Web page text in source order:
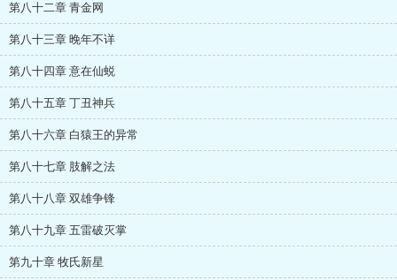
第八十二章 青金网
第八十三章 晚年不详
第八十四章 意在仙蜕
第八十五章 丁丑神兵
第八十六章 白猿王的异常
第八十七章 肢解之法
第八十八章 双雄争锋
第八十九章 五雷破灭掌
第九十章 牧氏新星